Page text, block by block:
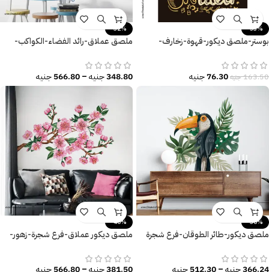
-53%
بوستر-ملصق ديكور-قهوة-زخارف-
163.50جنيه76.30جنيه
-32%
ملصق عملاق-رائد الفضاء-الكواكب-
348.80جنيه–
566.80جنيه
-30%
ملصق ديكور-طائر الطوقان-فرع شجرة
-40%
ملصق ديكور عملاق-فرع شجرة-زهور-